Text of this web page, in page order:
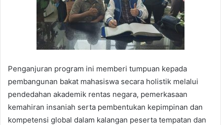
Penganjuran program ini memberi tumpuan kepada
pembangunan bakat mahasiswa secara holistik melalui
pendedahan akademik rentas negara, pemerkasaan
kemahiran insaniah serta pembentukan kepimpinan dan
kompetensi global dalam kalangan peserta tempatan dan